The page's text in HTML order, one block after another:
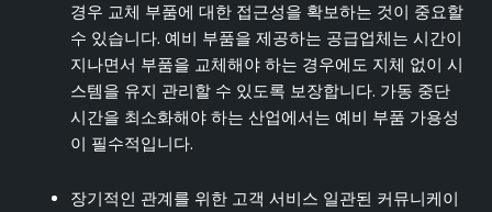
경우 교체 부품에 대한 접근성을 확보하는 것이 중요할
수 있습니다. 예비 부품을 제공하는 공급업체는 시간이
지나면서 부품을 교체해야 하는 경우에도 지체 없이 시
스템을 유지 관리할 수 있도록 보장합니다. 가동 중단
시간을 최소화해야 하는 산업에서는 예비 부품 가용성
이 필수적입니다.
장기적인 관계를 위한 고객 서비스 일관된 커뮤니케이